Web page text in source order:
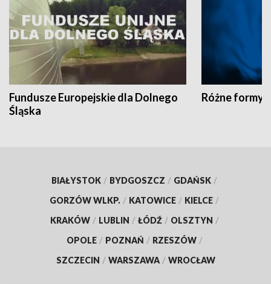
Fundusze Europejskie dla Dolnego
Śląska
Różne formy
BIAŁYSTOK / BYDGOSZCZ / GDAŃSK /
GORZÓW WLKP. / KATOWICE / KIELCE /
KRAKÓW / LUBLIN / ŁÓDŹ / OLSZTYN /
OPOLE / POZNAŃ / RZESZÓW /
SZCZECIN / WARSZAWA / WROCŁAW